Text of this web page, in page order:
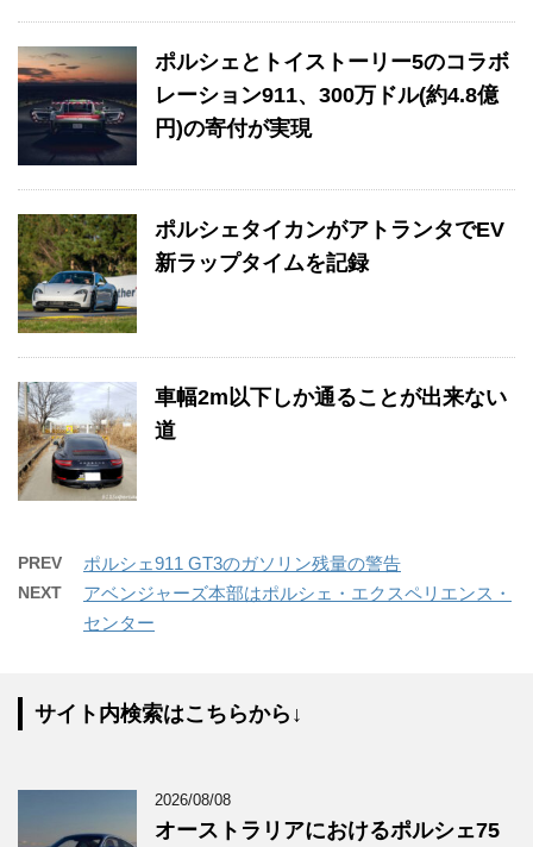
ポルシェとトイストーリー5のコラボ
レーション911、300万ドル(約4.8億
円)の寄付が実現
ポルシェタイカンがアトランタでEV
新ラップタイムを記録
車幅2m以下しか通ることが出来ない
道
PREV ポルシェ911 GT3のガソリン残量の警告
NEXT
アベンジャーズ本部はポルシェ・エクスペリエンス・
センター
サイト内検索はこちらから↓
2026/08/08
オーストラリアにおけるポルシェ75